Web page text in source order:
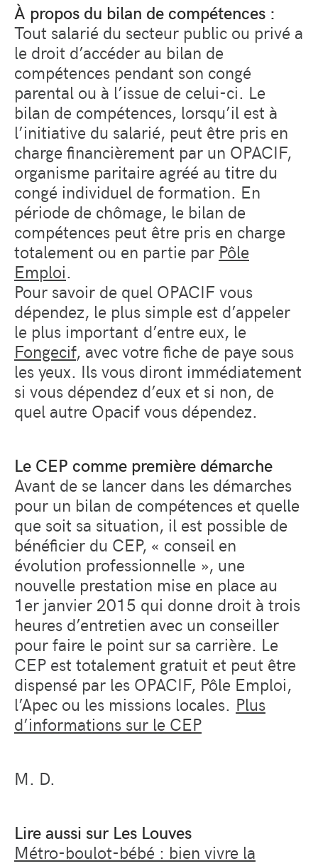
À propos du bilan de compétences :
Tout salarié du secteur public ou privé a
le droit d’accéder au bilan de
compétences pendant son congé
parental ou à l’issue de celui-ci. Le
bilan de compétences, lorsqu’il est à
l’initiative du salarié, peut être pris en
charge financièrement par un OPACIF,
organisme paritaire agréé au titre du
congé individuel de formation. En
période de chômage, le bilan de
compétences peut être pris en charge
totalement ou en partie par Pôle
Emploi.
Pour savoir de quel OPACIF vous
dépendez, le plus simple est d’appeler
le plus important d’entre eux, le
Fongecif, avec votre fiche de paye sous
les yeux. Ils vous diront immédiatement
si vous dépendez d’eux et si non, de
quel autre Opacif vous dépendez.
Le CEP comme première démarche
Avant de se lancer dans les démarches
pour un bilan de compétences et quelle
que soit sa situation, il est possible de
bénéficier du CEP, « conseil en
évolution professionnelle », une
nouvelle prestation mise en place au
1er janvier 2015 qui donne droit à trois
heures d’entretien avec un conseiller
pour faire le point sur sa carrière. Le
CEP est totalement gratuit et peut être
dispensé par les OPACIF, Pôle Emploi,
l’Apec ou les missions locales. Plus
d’informations sur le CEP
M. D.
Lire aussi sur Les Louves
Métro-boulot-bébé : bien vivre la